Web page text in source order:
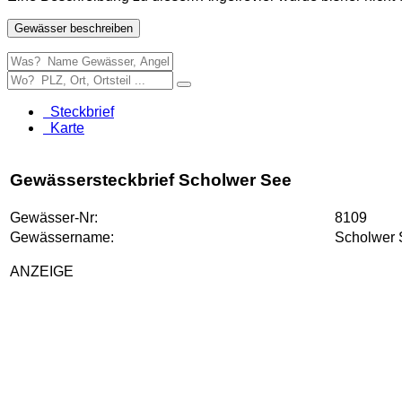
Gewässer beschreiben
Steckbrief
Karte
Gewässersteckbrief Scholwer See
Gewässer-Nr:
8109
Gewässername:
Scholwer
ANZEIGE